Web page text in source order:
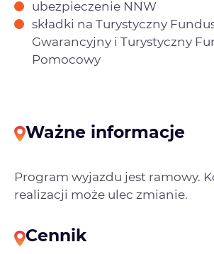
ubezpieczenie NNW
składki na Turystyczny
Gwarancyjny i Turystyczny
Pomocowy
Ważne informacje
Program wyjazdu jest ramowy.
realizacji może ulec zmianie.
Cennik